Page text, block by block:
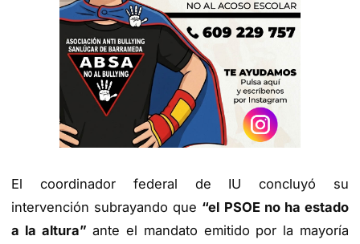
El coordinador federal de IU concluyó su
intervención subrayando que “el PSOE no ha estado
a la altura” ante el mandato emitido por la mayoría